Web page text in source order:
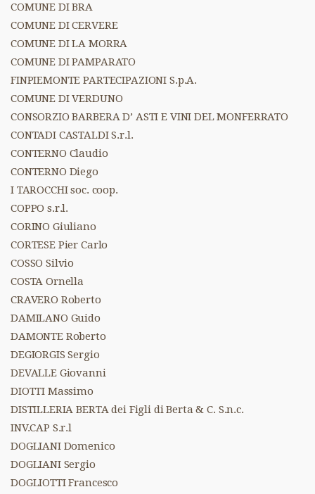
COMUNE DI BRA
COMUNE DI CERVERE
COMUNE DI LA MORRA
COMUNE DI PAMPARATO
FINPIEMONTE PARTECIPAZIONI S.p.A.
COMUNE DI VERDUNO
CONSORZIO BARBERA D’ ASTI E VINI DEL MONFERRATO
CONTADI CASTALDI S.r.l.
CONTERNO Claudio
CONTERNO Diego
I TAROCCHI soc. coop.
COPPO s.r.l.
CORINO Giuliano
CORTESE Pier Carlo
COSSO Silvio
COSTA Ornella
CRAVERO Roberto
DAMILANO Guido
DAMONTE Roberto
DEGIORGIS Sergio
DEVALLE Giovanni
DIOTTI Massimo
DISTILLERIA BERTA dei Figli di Berta & C. S.n.c.
INV.CAP S.r.l
DOGLIANI Domenico
DOGLIANI Sergio
DOGLIOTTI Francesco